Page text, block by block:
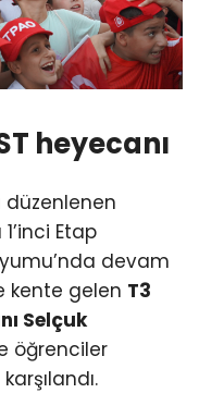
heyecanı
düzenlenen
Etap
devam
kente gelen T3
Selçuk
öğrenciler